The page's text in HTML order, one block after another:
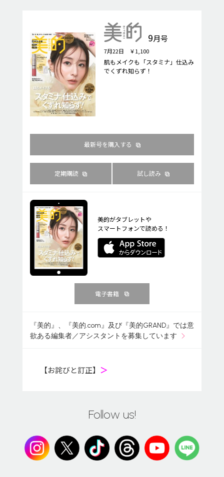
9月号
7月22日 ￥1,100
肌もメイクも「スタミナ」仕込み
でくずれ知らず！
最新号を購入する
定期購読 試し読み
美的がタブレットや
スマートフォンで読める！
電子書籍
『美的』、『美的.com』及び『美的GRAND』では意
欲ある編集者／アシスタントを募集しています
【お詫びと訂正】 ＞
Follow us!